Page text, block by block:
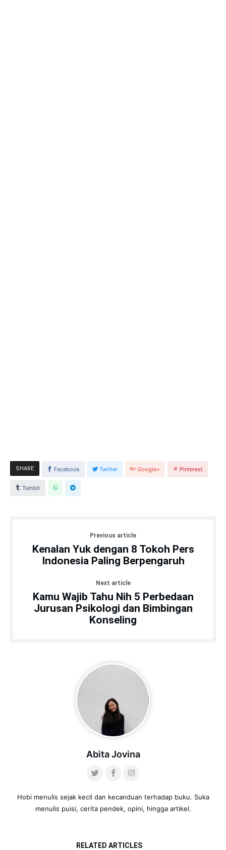
SHARE Facebook Twitter Google+ Pinterest
Tumblr
Previous article
Kenalan Yuk dengan 8 Tokoh Pers
Indonesia Paling Berpengaruh
Next article
Kamu Wajib Tahu Nih 5 Perbedaan
Jurusan Psikologi dan Bimbingan
Konseling
Abita Jovina
Hobi menulis sejak kecil dan kecanduan terhadap buku. Suka
menulis puisi, cerita pendek, opini, hingga artikel.
RELATED ARTICLES